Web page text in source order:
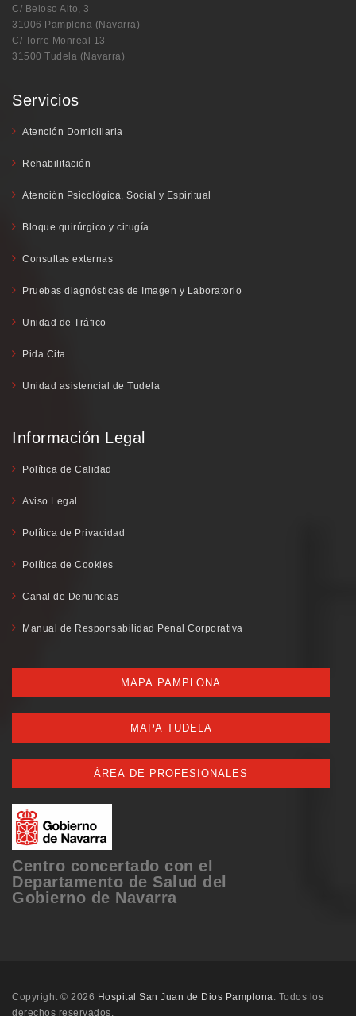
C/ Beloso Alto, 3
31006 Pamplona (Navarra)
C/ Torre Monreal 13
31500 Tudela (Navarra)
Servicios
Atención Domiciliaria
Rehabilitación
Atención Psicológica, Social y Espiritual
Bloque quirúrgico y cirugía
Consultas externas
Pruebas diagnósticas de Imagen y Laboratorio
Unidad de Tráfico
Pida Cita
Unidad asistencial de Tudela
Información Legal
Política de Calidad
Aviso Legal
Política de Privacidad
Política de Cookies
Canal de Denuncias
Manual de Responsabilidad Penal Corporativa
MAPA PAMPLONA
MAPA TUDELA
ÁREA DE PROFESIONALES
Centro concertado con el
Departamento de Salud del
Gobierno de Navarra
Copyright © 2026 Hospital San Juan de Dios Pamplona. Todos los
derechos reservados.